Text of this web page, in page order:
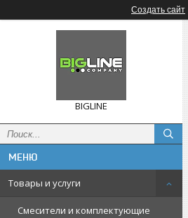
Создать сайт
BIGLINE
Товары и услуги
Смесители и комплектующие